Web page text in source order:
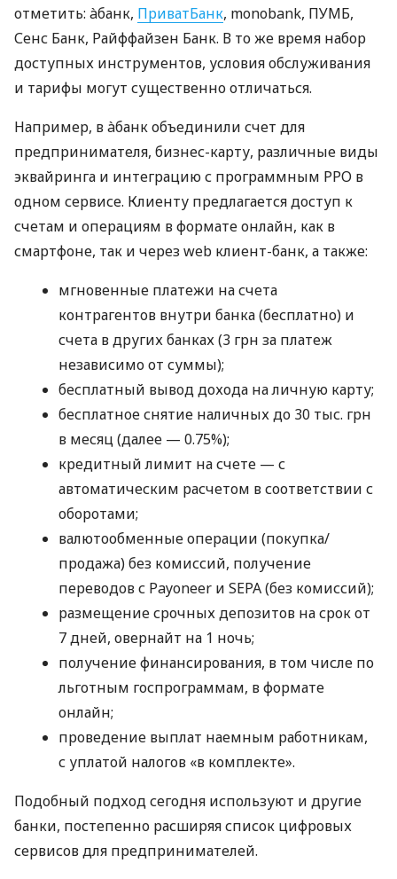
отметить: àбанк, ПриватБанк, monobank, ПУМБ,
Сенс Банк, Райффайзен Банк. В то же время набор
доступных инструментов, условия обслуживания
и тарифы могут существенно отличаться.
Например, в àбанк объединили счет для
предпринимателя, бизнес-карту, различные виды
эквайринга и интеграцию с программным РРО в
одном сервисе. Клиенту предлагается доступ к
счетам и операциям в формате онлайн, как в
смартфоне, так и через web клиент-банк, а также:
мгновенные платежи на счета
контрагентов внутри банка (бесплатно) и
счета в других банках (3 грн за платеж
независимо от суммы);
бесплатный вывод дохода на личную карту;
бесплатное снятие наличных до 30 тыс. грн
в месяц (далее — 0.75%);
кредитный лимит на счете — с
автоматическим расчетом в соответствии с
оборотами;
валютообменные операции (покупка/
продажа) без комиссий, получение
переводов с Payoneer и SEPA (без комиссий);
размещение срочных депозитов на срок от
7 дней, овернайт на 1 ночь;
получение финансирования, в том числе по
льготным госпрограммам, в формате
онлайн;
проведение выплат наемным работникам,
с уплатой налогов «в комплекте».
Подобный подход сегодня используют и другие
банки, постепенно расширяя список цифровых
сервисов для предпринимателей.